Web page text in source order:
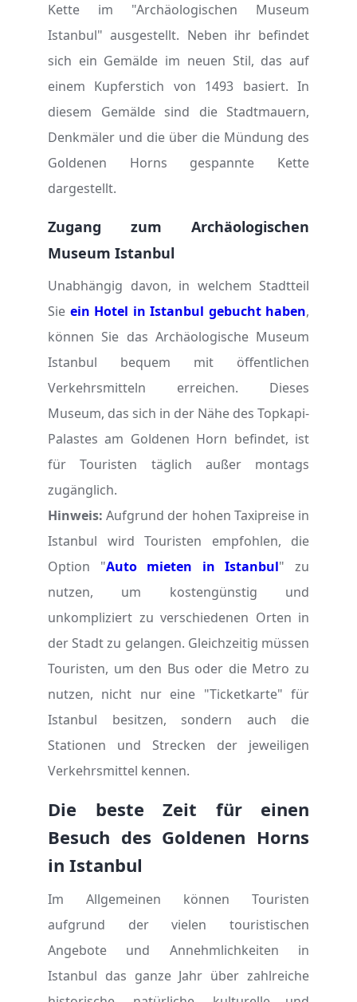
Kette im "Archäologischen Museum
Istanbul" ausgestellt. Neben ihr befindet
sich ein Gemälde im neuen Stil, das auf
einem Kupferstich von 1493 basiert. In
diesem Gemälde sind die Stadtmauern,
Denkmäler und die über die Mündung des
Goldenen Horns gespannte Kette
dargestellt.
Zugang zum Archäologischen
Museum Istanbul
Unabhängig davon, in welchem Stadtteil
Sie ein Hotel in Istanbul gebucht haben,
können Sie das Archäologische Museum
Istanbul bequem mit öffentlichen
Verkehrsmitteln erreichen. Dieses
Museum, das sich in der Nähe des Topkapi-
Palastes am Goldenen Horn befindet, ist
für Touristen täglich außer montags
zugänglich.
Hinweis: Aufgrund der hohen Taxipreise in
Istanbul wird Touristen empfohlen, die
Option "Auto mieten in Istanbul" zu
nutzen, um kostengünstig und
unkompliziert zu verschiedenen Orten in
der Stadt zu gelangen. Gleichzeitig müssen
Touristen, um den Bus oder die Metro zu
nutzen, nicht nur eine "Ticketkarte" für
Istanbul besitzen, sondern auch die
Stationen und Strecken der jeweiligen
Verkehrsmittel kennen.
Die beste Zeit für einen
Besuch des Goldenen Horns
in Istanbul
Im Allgemeinen können Touristen
aufgrund der vielen touristischen
Angebote und Annehmlichkeiten in
Istanbul das ganze Jahr über zahlreiche